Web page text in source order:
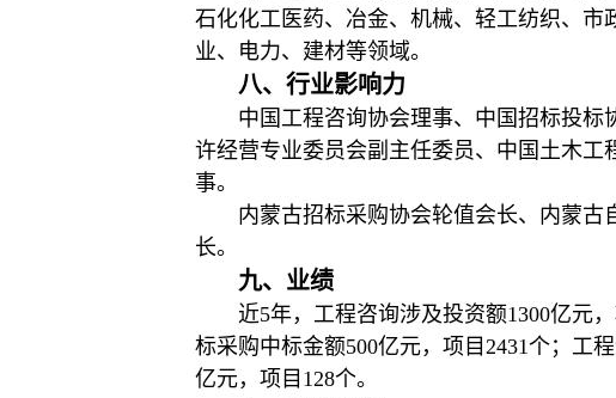
石化化工医药、冶金、机械、轻工纺织、
业、电力、建材等领域。
八、行业影响力
中国工程咨询协会理事、中国招标投
许经营专业委员会副主任委员、中国土木
事。
内蒙古招标采购协会轮值会长、内蒙
长。
九、业绩
近5年，工程咨询涉及投资额1300亿元
标采购中标金额500亿元，项目2431个；工
亿元，项目128个。